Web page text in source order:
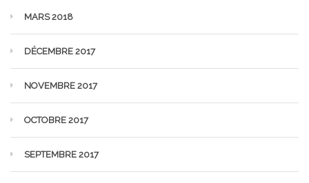
MARS 2018
DÉCEMBRE 2017
NOVEMBRE 2017
OCTOBRE 2017
SEPTEMBRE 2017